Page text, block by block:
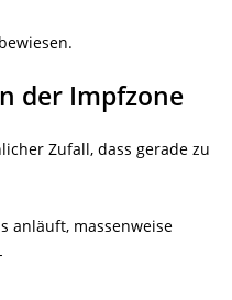
der Impfzone
Zufall, dass gerade zu
anläuft, massenweise